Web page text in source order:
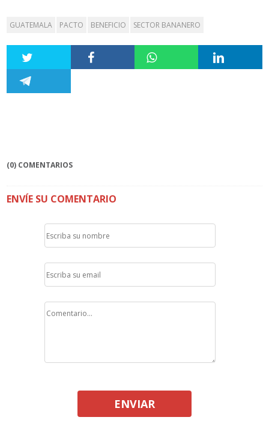
GUATEMALA PACTO BENEFICIO SECTOR BANANERO
(0) COMENTARIOS
ENVÍE SU COMENTARIO
ENVIAR